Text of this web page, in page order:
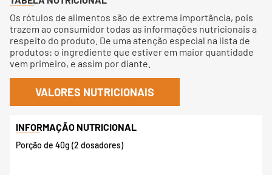
Os rótulos de alimentos são de extrema importância, pois
trazem ao consumidor todas as informações nutricionais a
respeito do produto. De uma atenção especial na lista de
produtos: o ingrediente que estiver em maior quantidade
vem primeiro, e assim por diante.
VALORES NUTRICIONAIS
Porção de 40g (2 dosadores)